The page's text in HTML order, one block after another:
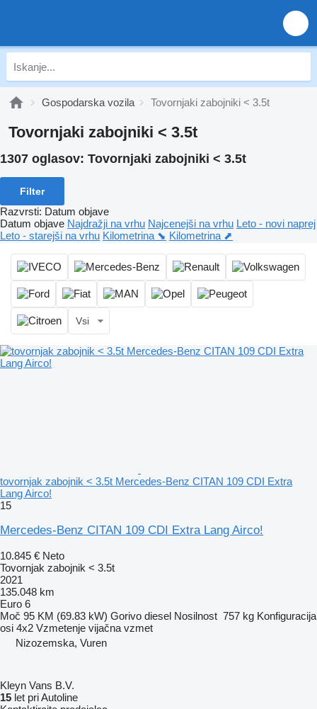
Gospodarska vozila Tovornjaki zabojniki < 3.5t
Tovornjaki zabojniki < 3.5t
1307 oglasov: Tovornjaki zabojniki < 3.5t
Filter
Razvrsti: Datum objave
Datum objave Najdražji na vrhu Najcenejši na vrhu Leto - novi naprej
Leto - starejši na vrhu Kilometrina ⬊ Kilometrina ⬈
Vsi
tovornjak zabojnik < 3.5t Mercedes-Benz CITAN 109 CDI Extra
Lang Airco!
15
Mercedes-Benz CITAN 109 CDI Extra Lang Airco!
10.845 € Neto
Tovornjak zabojnik < 3.5t
2021
135.048 km
Euro 6
Moč 95 KM (69.83 kW) Gorivo diesel Nosilnost 757 kg Konfiguracija
osi 4x2 Vzmetenje vijačna vzmet
Nizozemska, Vuren
Kleyn Vans B.V.
15 let pri Autoline